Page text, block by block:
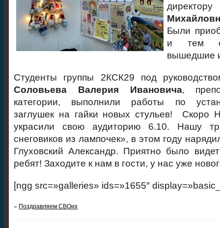
Были
и тем
вышедшие
Студенты группы 2КСК29 под
Соловьева Валерия Ивановича,
категории, выполнили работы по
заглушек на гайки новых стульев! Скоро
украсили свою аудиторию 6.10. Нашу
снеговиков из лампочек», в этом году
Глуховский Александр. Приятно было
ребят! Заходите к нам в гости, у нас уже
[ngg src=»galleries» ids=»1655″
« Поздравляем СВОих